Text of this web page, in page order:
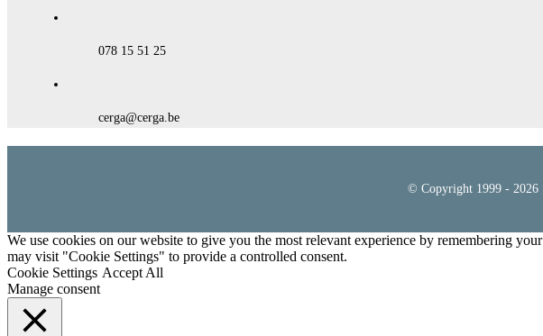
078 15 51 25
cerga@cerga.be
© Copyright 1999 - 2026 |
We use cookies on our website to give you the most relevant experience by remembering
may visit "Cookie Settings" to provide a controlled consent.
Cookie Settings Accept All
Manage consent